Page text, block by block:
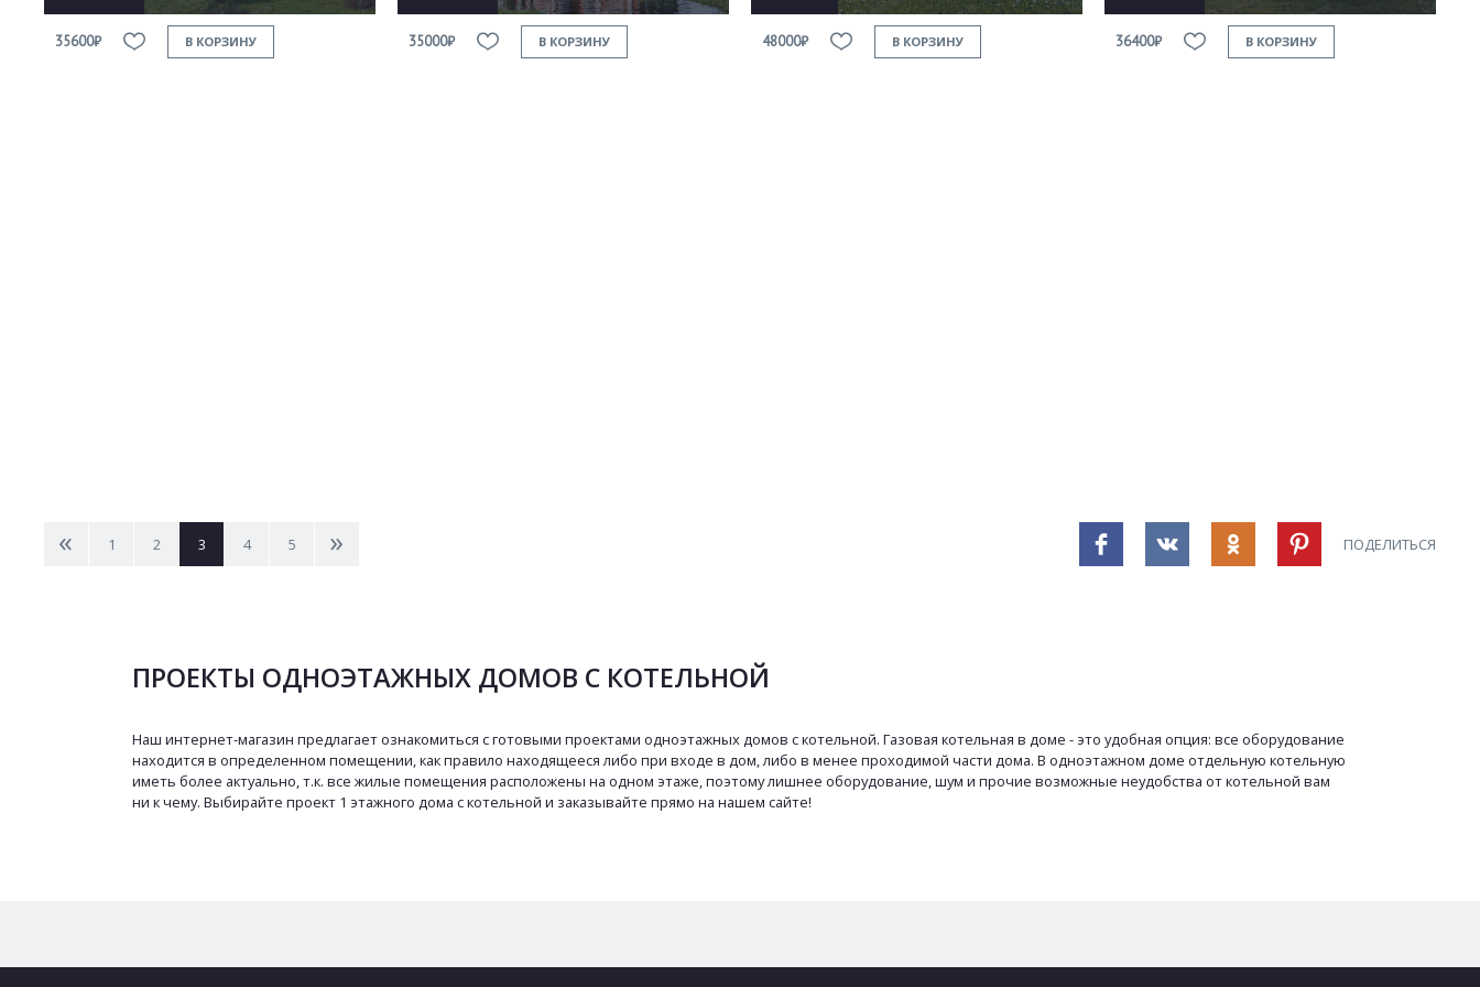
35600₽ В КОРЗИНУ 35000₽ В КОРЗИНУ 48000₽ В КОРЗИНУ 36400₽ В КОРЗИНУ
< 1 2 3 4 5 > ПОДЕЛИТЬСЯ
ПРОЕКТЫ ОДНОЭТАЖНЫХ ДОМОВ С КОТЕЛЬНОЙ
Наш интернет-магазин предлагает ознакомиться с готовыми проектами одноэтажных домов с котельной. Газовая котельная в доме - это удобная опция: все оборудование
находится в определенном помещении, как правило находящееся либо при входе в дом, либо в менее проходимой части дома. В одноэтажном доме отдельную котельную
иметь более актуально, т.к. все жилые помещения расположены на одном этаже, поэтому лишнее оборудование, шум и прочие возможные неудобства от котельной вам
ни к чему. Выбирайте проект 1 этажного дома с котельной и заказывайте прямо на нашем сайте!